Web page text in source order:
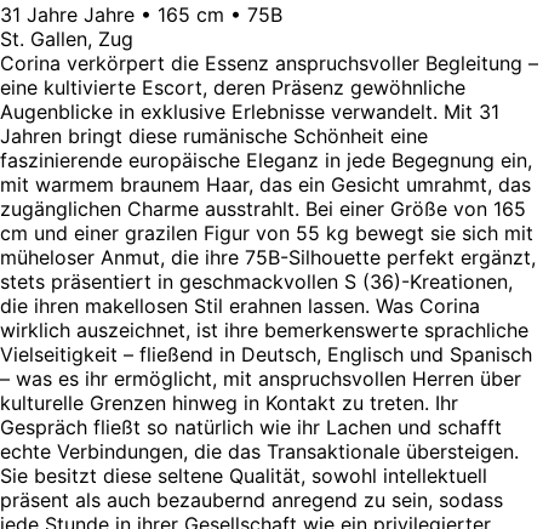
31 Jahre Jahre • 165 cm • 75B
St. Gallen, Zug
Corina verkörpert die Essenz anspruchsvoller Begleitung –
eine kultivierte Escort, deren Präsenz gewöhnliche
Augenblicke in exklusive Erlebnisse verwandelt. Mit 31
Jahren bringt diese rumänische Schönheit eine
faszinierende europäische Eleganz in jede Begegnung ein,
mit warmem braunem Haar, das ein Gesicht umrahmt, das
zugänglichen Charme ausstrahlt. Bei einer Größe von 165
cm und einer grazilen Figur von 55 kg bewegt sie sich mit
müheloser Anmut, die ihre 75B-Silhouette perfekt ergänzt,
stets präsentiert in geschmackvollen S (36)-Kreationen,
die ihren makellosen Stil erahnen lassen. Was Corina
wirklich auszeichnet, ist ihre bemerkenswerte sprachliche
Vielseitigkeit – fließend in Deutsch, Englisch und Spanisch
– was es ihr ermöglicht, mit anspruchsvollen Herren über
kulturelle Grenzen hinweg in Kontakt zu treten. Ihr
Gespräch fließt so natürlich wie ihr Lachen und schafft
echte Verbindungen, die das Transaktionale übersteigen.
Sie besitzt diese seltene Qualität, sowohl intellektuell
präsent als auch bezaubernd anregend zu sein, sodass
jede Stunde in ihrer Gesellschaft wie ein privilegierter